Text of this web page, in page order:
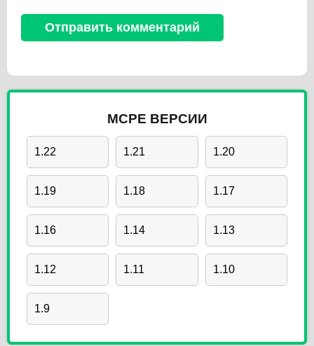
MCPE ВЕРСИИ
1.22 1.21 1.20
1.19 1.18 1.17
1.16 1.14 1.13
1.12 1.11 1.10
1.9